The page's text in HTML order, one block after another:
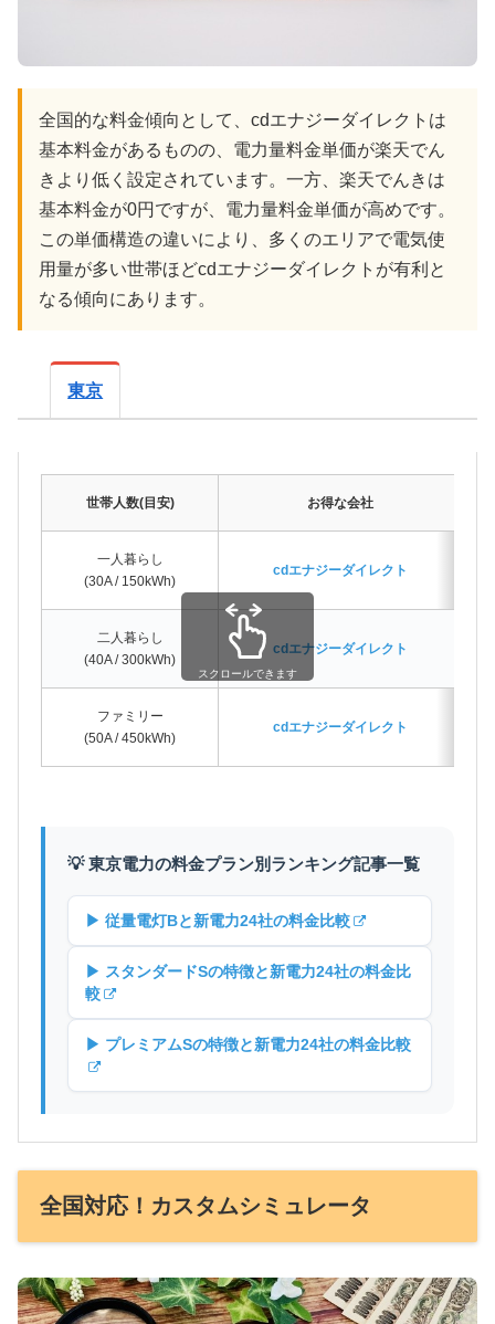
全国的な料金傾向として、cdエナジーダイレクトは
基本料金があるものの、電力量料金単価が楽天でん
きより低く設定されています。一方、楽天でんきは
基本料金が0円ですが、電力量料金単価が高めです。
この単価構造の違いにより、多くのエリアで電気使
用量が多い世帯ほどcdエナジーダイレクトが有利と
なる傾向にあります。
東京
世帯人数(目安) お得な会社
一人暮らし
(30A / 150kWh)
cdエナジーダイレクト
二人暮らし
(40A / 300kWh)
cdエナジーダイレクト
ファミリー
(50A / 450kWh)
cdエナジーダイレクト
スクロールできます
💡 東京電力の料金プラン別ランキング記事一覧
▶ 従量電灯Bと新電力24社の料金比較
▶ スタンダードSの特徴と新電力24社の料金比
較
▶ プレミアムSの特徴と新電力24社の料金比較
全国対応！カスタムシミュレータ